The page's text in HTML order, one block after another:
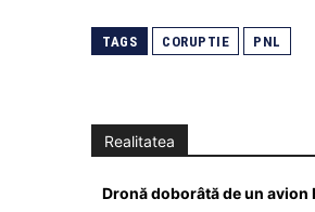
TAGS CORUPTIE PNL
Realitatea
Dronă doborâtă de un avion